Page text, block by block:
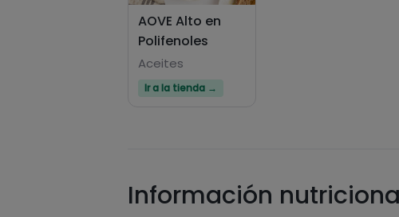
AOVE Alto en
Polifenoles
Aceites
Ir a la tienda →
Información